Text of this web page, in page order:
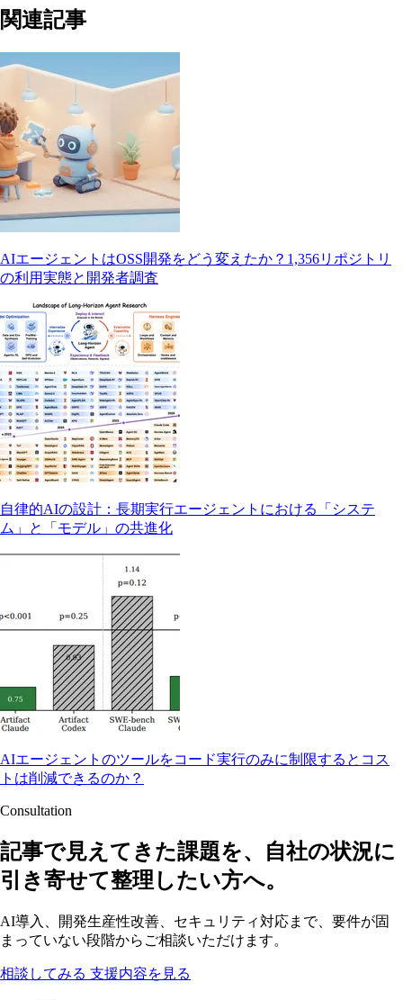
関連記事
AIエージェントはOSS開発をどう変えたか？1,356リポジトリ
の利用実態と開発者調査
自律的AIの設計：長期実行エージェントにおける「システ
ム」と「モデル」の共進化
AIエージェントのツールをコード実行のみに制限するとコス
トは削減できるのか？
Consultation
記事で見えてきた課題を、自社の状況に
引き寄せて整理したい方へ。
AI導入、開発生産性改善、セキュリティ対応まで、要件が固
まっていない段階からご相談いただけます。
相談してみる 支援内容を見る